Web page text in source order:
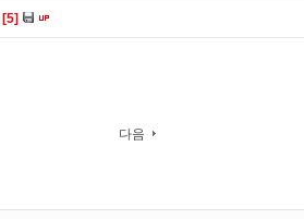
[5]
다음